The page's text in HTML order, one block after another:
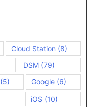
Cloud Station (8)
DSM (79)
(5) Google (6)
iOS (10)